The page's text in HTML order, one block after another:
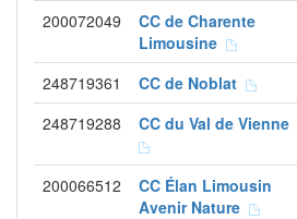
200072049
CC de Charente
Limousine
248719361 CC de Noblat
248719288 CC du Val de Vienne
200066512
CC Élan Limousin
Avenir Nature